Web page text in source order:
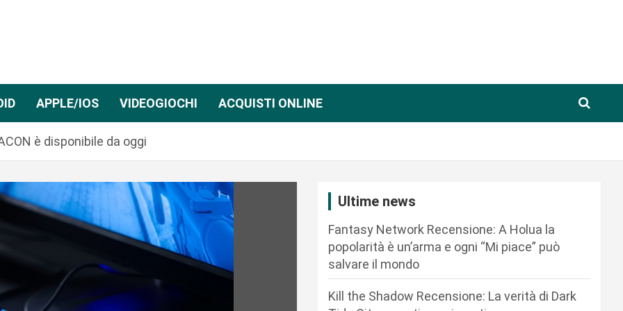
APPLE/IOS VIDEOGIOCHI ACQUISTI ONLINE
è disponibile da oggi
Ultime news
Fantasy Network Recensione: A Holua la
popolarità è un’arma e ogni “Mi piace” può
salvare il mondo
Kill the Shadow Recensione: La verità di Dark